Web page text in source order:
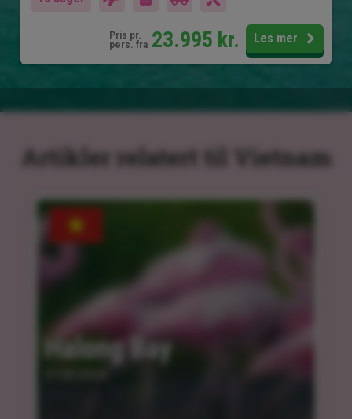
Pris pr.
pers. fra 23.995 kr. Les mer
Artikler relatert til Vietnam
Halong Bay